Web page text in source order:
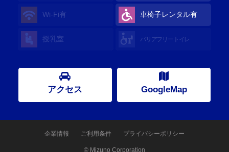
Wi-Fi有 車椅子レンタル有
授乳室 バリアフリートイレ
アクセス GoogleMap
企業情報 ご利用条件 プライバシーポリシー
© Mizuno Corporation